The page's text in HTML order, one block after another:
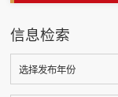
信息检索